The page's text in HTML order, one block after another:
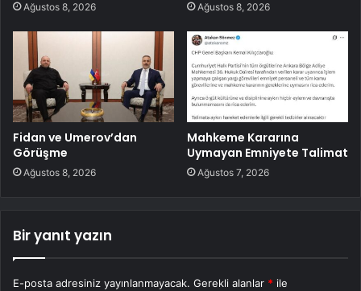
Ağustos 8, 2026 Ağustos 8, 2026
Fidan ve Umerov’dan
Görüşme
Ağustos 8, 2026
Mahkeme Kararına
Uymayan Emniyete Talimat
Ağustos 7, 2026
Bir yanıt yazın
E-posta adresiniz yayınlanmayacak. Gerekli alanlar * ile